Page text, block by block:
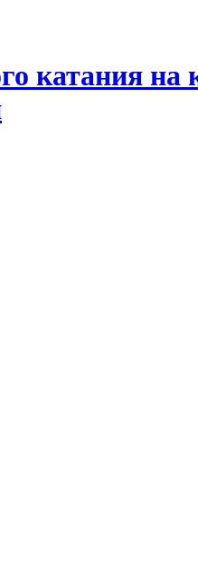
катания на